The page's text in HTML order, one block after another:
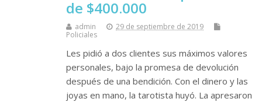
de $400.000
admin
29 de septiembre de 2019
Policiales
Les pidió a dos clientes sus máximos valores
personales, bajo la promesa de devolución
después de una bendición. Con el dinero y las
joyas en mano, la tarotista huyó. La apresaron